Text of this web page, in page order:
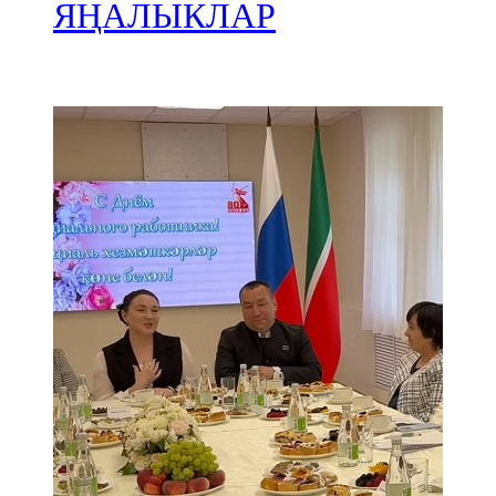
Минзәлә
107,3 FM
Мөслим
100,0 FM
Нурлат
104,7 FM
Олы Әтнә
71,42 FM
Сарман
ЯҢАЛЫКЛАР